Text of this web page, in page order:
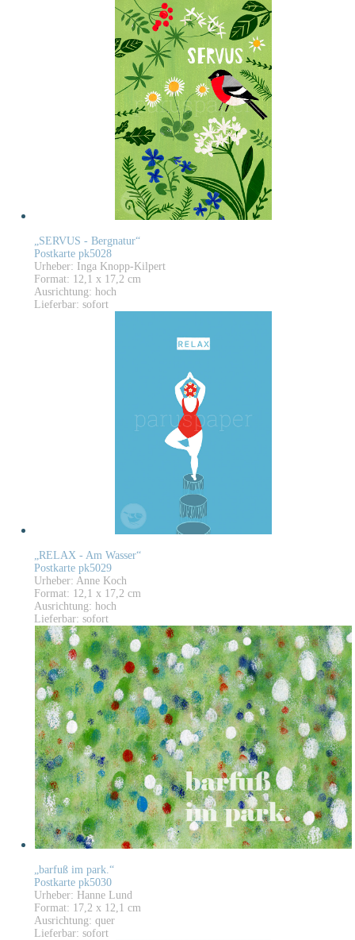
„SERVUS - Bergnatur“
Postkarte pk5028
Urheber: Inga Knopp-Kilpert
Format: 12,1 x 17,2 cm
Ausrichtung: hoch
Lieferbar: sofort
„RELAX - Am Wasser“
Postkarte pk5029
Urheber: Anne Koch
Format: 12,1 x 17,2 cm
Ausrichtung: hoch
Lieferbar: sofort
„barfuß im park.“
Postkarte pk5030
Urheber: Hanne Lund
Format: 17,2 x 12,1 cm
Ausrichtung: quer
Lieferbar: sofort